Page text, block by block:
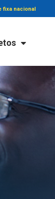
fixa nacional